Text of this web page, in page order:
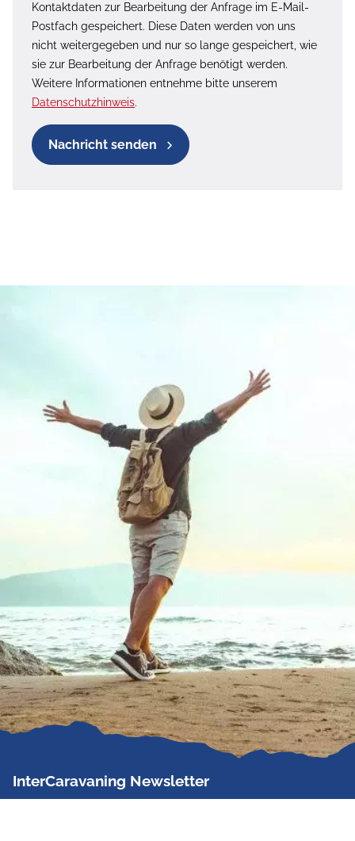
Kontaktdaten zur Bearbeitung der Anfrage im E-Mail-
Postfach gespeichert. Diese Daten werden von uns
nicht weitergegeben und nur so lange gespeichert, wie
sie zur Bearbeitung der Anfrage benötigt werden.
Weitere Informationen entnehme bitte unserem
Datenschutzhinweis.
Nachricht senden
InterCaravaning Newsletter